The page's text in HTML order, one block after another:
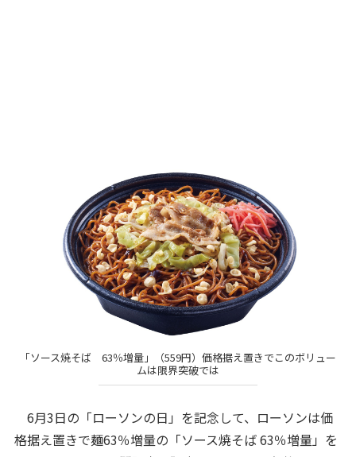
「ソース焼そば 63％増量」（559円）価格据え置きでこのボリュー
ムは限界突破では
6月3日の「ローソンの日」を記念して、ローソンは価
格据え置きで麺63％増量の「ソース焼そば 63％増量」を